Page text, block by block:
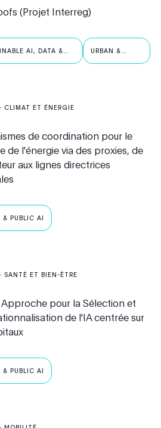
(Projet Interreg)
AI, DATA &
URBAN &
CLIMAT ET ÉNERGIE
de coordination pour le
de l'énergie via des proxies, de
aux lignes directrices
& PUBLIC AI
SANTÉ ET BIEN-ÊTRE
Approche pour la Sélection et
de l'IA centrée sur
& PUBLIC AI